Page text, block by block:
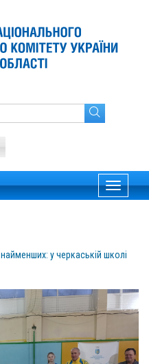
Toggle
у черкаській школі